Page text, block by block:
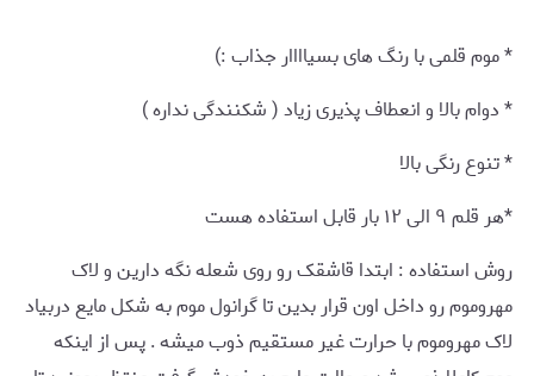
* موم قلمی با رنگ های بسیاااار جذاب :)
* دوام بالا و انعطاف پذیری زیاد ( شکنندگی نداره )
* تنوع رنگی بالا
*هر قلم ۹ الی ۱۲ بار قابل استفاده هست
روش استفاده : ابتدا قاشقک رو روی شعله نگه دارین و لاک
مهروموم رو داخل اون قرار بدین تا گرانول موم به شکل مایع دربیاد
لاک مهروموم با حرارت غیر مستقیم ذوب میشه . پس از اینکه